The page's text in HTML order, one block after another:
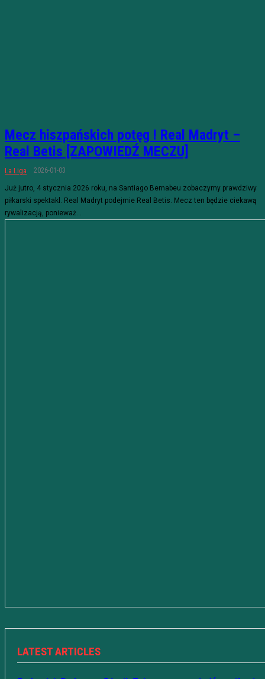
Mecz hiszpańskich potęg ! Real Madryt –
Real Betis [ZAPOWIEDŹ MECZU]
La Liga 2026-01-03
Już jutro, 4 stycznia 2026 roku, na Santiago Bernabeu zobaczymy prawdziwy
piłkarski spektakl. Real Madryt podejmie Real Betis. Mecz ten będzie ciekawą
rywalizacją, ponieważ...
LATEST ARTICLES